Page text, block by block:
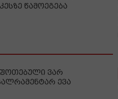
წამოეგება
ვარ
ევა